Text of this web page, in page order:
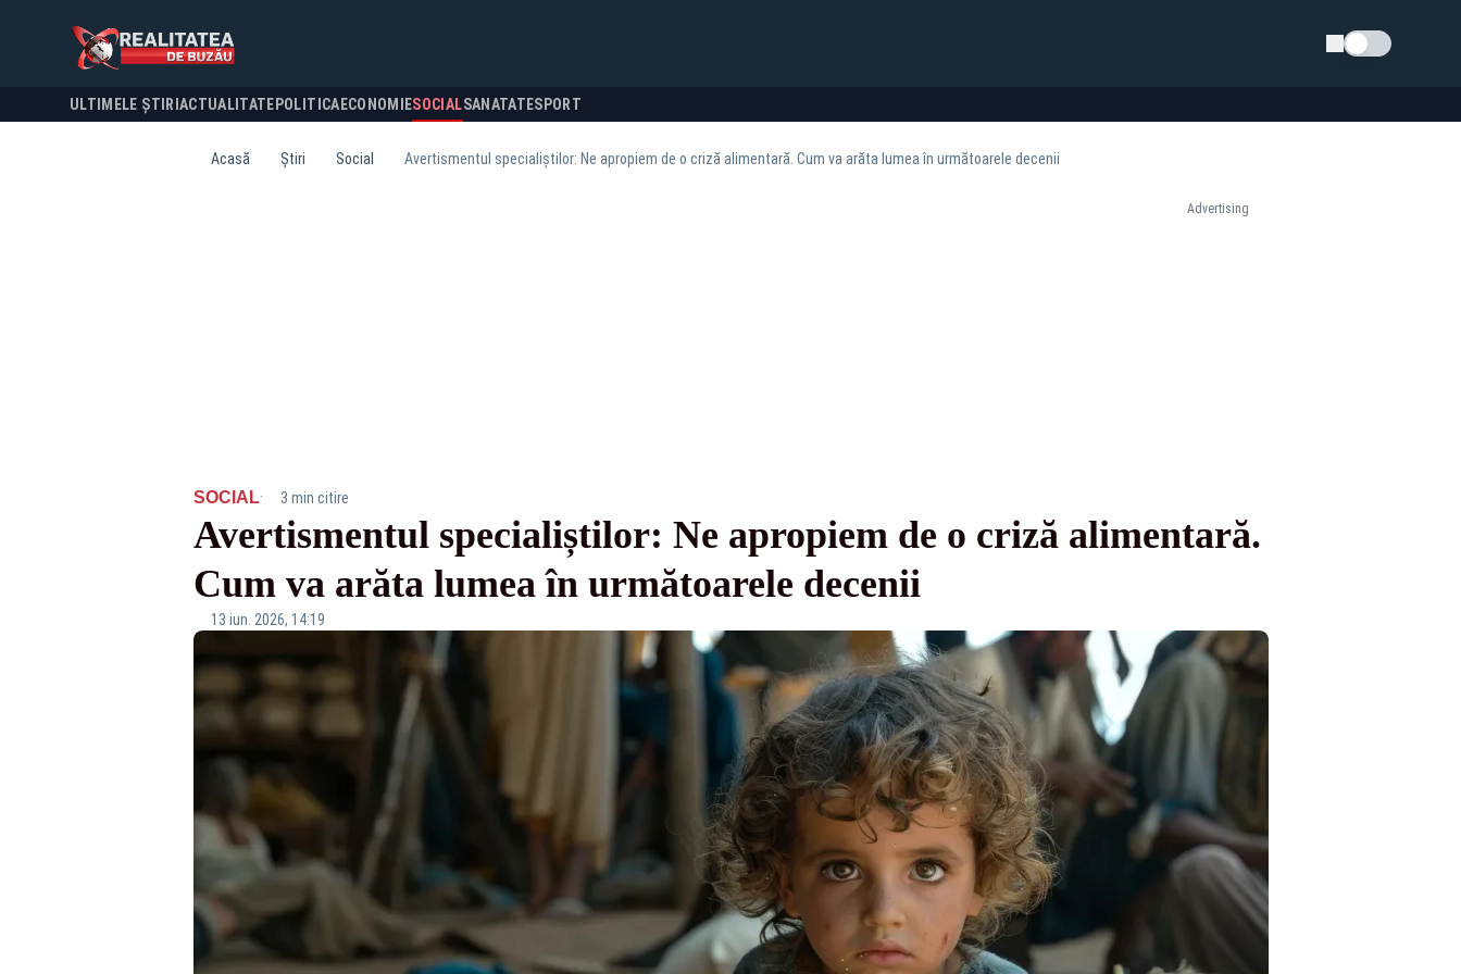
Schimba tema
ULTIMELE ȘTIRI ACTUALITATE POLITICA ECONOMIESOCIALSANATATESPORT
Acasă Știri Social Avertismentul specialiștilor: Ne apropiem de o criză alimentară. Cum va arăta lumea în următoarele decenii
Advertising
SOCIAL· 3 min citire
Avertismentul specialiștilor: Ne apropiem de o criză alimentară.
Cum va arăta lumea în următoarele decenii
13 iun. 2026, 14:19